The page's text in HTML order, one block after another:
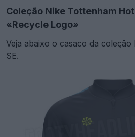
Coleção Nike Tottenham
«Recycle Logo»
Veja abaixo o casaco da
SE.